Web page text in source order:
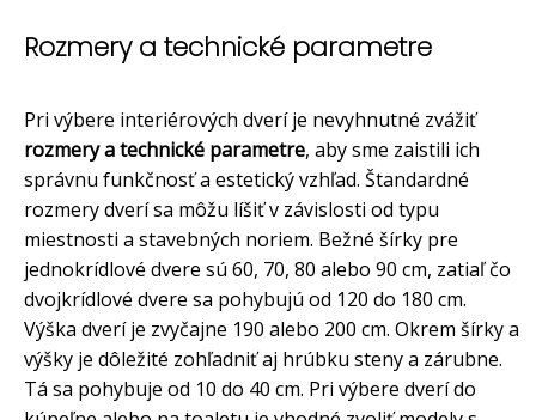
Rozmery a technické parametre
Pri výbere interiérových dverí je nevyhnutné zvážiť
rozmery a technické parametre, aby sme zaistili ich
správnu funkčnosť a estetický vzhľad. Štandardné
rozmery dverí sa môžu líšiť v závislosti od typu
miestnosti a stavebných noriem. Bežné šírky pre
jednokrídlové dvere sú 60, 70, 80 alebo 90 cm, zatiaľ čo
dvojkrídlové dvere sa pohybujú od 120 do 180 cm.
Výška dverí je zvyčajne 190 alebo 200 cm. Okrem šírky a
výšky je dôležité zohľadniť aj hrúbku steny a zárubne.
Tá sa pohybuje od 10 do 40 cm. Pri výbere dverí do